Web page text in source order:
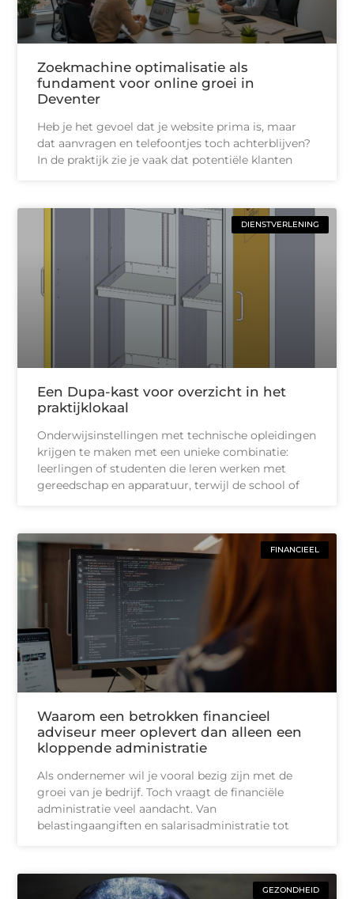
Zoekmachine optimalisatie als
fundament voor online groei in
Deventer
Heb je het gevoel dat je website prima is, maar
dat aanvragen en telefoontjes toch achterblijven?
In de praktijk zie je vaak dat potentiële klanten
DIENSTVERLENING
Een Dupa-kast voor overzicht in het
praktijklokaal
Onderwijsinstellingen met technische opleidingen
krijgen te maken met een unieke combinatie:
leerlingen of studenten die leren werken met
gereedschap en apparatuur, terwijl de school of
FINANCIEEL
Waarom een betrokken financieel
adviseur meer oplevert dan alleen een
kloppende administratie
Als ondernemer wil je vooral bezig zijn met de
groei van je bedrijf. Toch vraagt de financiële
administratie veel aandacht. Van
belastingaangiften en salarisadministratie tot
GEZONDHEID